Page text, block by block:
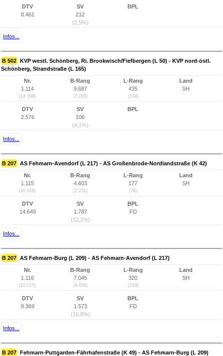
DTV
8.461
SV
212
(2,5%)
BPL
Infos...
B 502 KVP westl. Schönberg, Ri. Brookwisch/Fiefbergen (L 50) - KVP nord-östl.
Schönberg, Strandstraße (L 165)
Nr.
1.114
(14.099)
B-Rang
9.687
(7.285)
L-Rang
435
(334)
Land
SH
DTV
2.576
SV
106
(4,1%)
BPL
Infos...
B 207 AS Fehmarn-Avendorf (L 217) - AS Großenbrode-Nordlandstraße (K 42)
Nr.
1.115
(10.026)
B-Rang
4.603
(2.251)
L-Rang
177
(76)
Land
SH
DTV
14.649
SV
1.787
(12,2%)
BPL
FD
Infos...
B 207 AS Fehmarn-Burg (L 209) - AS Fehmarn-Avendorf (L 217)
Nr.
1.116
(10.025)
B-Rang
7.045
(4.656)
L-Rang
320
(219)
Land
SH
DTV
8.369
SV
1.573
(18,8%)
BPL
FD
Infos...
B 207 Fehmarn-Puttgarden-Fährhafenstraße (K 49) - AS Fehmarn-Burg (L 209)